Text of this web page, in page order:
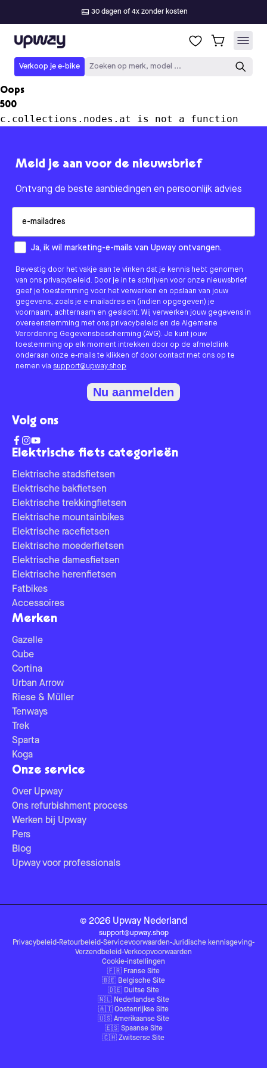
30 dagen of 4x zonder kosten
Upway
Verkoop je e-bike Zoeken op merk, model ...
Oops
500
c.collections.nodes.at is not a function
Elektrische fiets categorieën
Elektrische stadsfietsen
Elektrische bakfietsen
Elektrische trekkingfietsen
Elektrische mountainbikes
Elektrische racefietsen
Elektrische moederfietsen
Elektrische damesfietsen
Elektrische herenfietsen
Fatbikes
Accessoires
Merken
Gazelle
Cube
Cortina
Urban Arrow
Riese & Müller
Tenways
Trek
Sparta
Koga
Onze service
Over Upway
Ons refurbishment process
Werken bij Upway
Pers
Blog
Upway voor professionals
Meld je aan voor de nieuwsbrief
Ontvang de beste aanbiedingen en persoonlijk advies
How would you like to hear from us?
Ja, ik wil marketing-e-mails van Upway ontvangen.
Bevestig door het vakje aan te vinken dat je kennis hebt genomen
van ons privacybeleid. Door je in te schrijven voor onze nieuwsbrief
geef je toestemming voor het verwerken en opslaan van jouw
gegevens, zoals je e-mailadres en (indien opgegeven) je
voornaam, achternaam en geslacht. Wij verwerken jouw gegevens in
overeenstemming met ons privacybeleid en de Algemene
Verordening Gegevensbescherming (AVG). Je kunt jouw
toestemming op elk moment intrekken door op de afmeldlink
onderaan onze e-mails te klikken of door contact met ons op te
nemen via support@upway.shop
Nu aanmelden
Volg ons
© 2026 Upway Nederland
support@upway.shop
Privacybeleid-Retourbeleid-Servicevoorwaarden-Juridische kennisgeving-
Verzendbeleid-Verkoopvoorwaarden
Cookie-instellingen
🇫🇷 Franse Site
🇧🇪 Belgische Site
🇩🇪 Duitse Site
🇳🇱 Nederlandse Site
🇦🇹 Oostenrijkse Site
🇺🇸 Amerikaanse Site
🇪🇸 Spaanse Site
🇨🇭 Zwitserse Site